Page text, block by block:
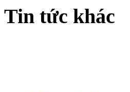
Tin tức khác